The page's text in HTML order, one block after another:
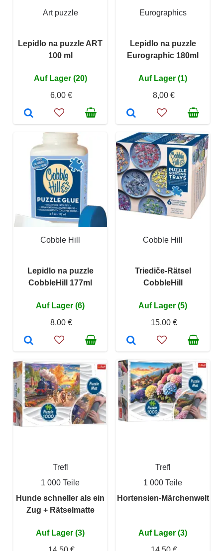
Art puzzle
Lepidlo na puzzle ART
100 ml
Auf Lager (20)
6,00 €
Eurographics
Lepidlo na puzzle
Eurographic 180ml
Auf Lager (1)
8,00 €
Cobble Hill
Lepidlo na puzzle
CobbleHill 177ml
Auf Lager (6)
8,00 €
Cobble Hill
Triediče-Rätsel
CobbleHill
Auf Lager (5)
15,00 €
Trefl
1 000 Teile
Hunde schneller als ein
Zug + Rätselmatte
Auf Lager (3)
Trefl
1 000 Teile
Hortensien-Märchenwelt
Auf Lager (3)